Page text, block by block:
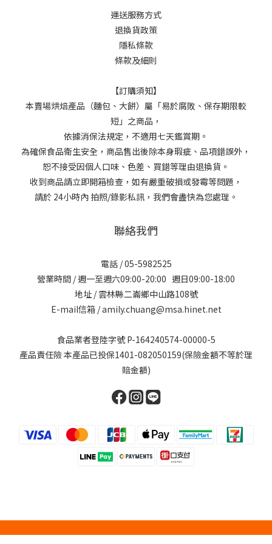
運送服務方式
退換貨政策
隱私條款
條款及細則
【訂購須知】
本賣場烘焙產品（麵包、大餅）屬「易於腐敗、保存期限較
短」之商品，
依據消保法規定，不適用七天鑑賞期。
為確保食品衛生安全，商品售出後除本身瑕疵、品項錯誤外，
恕不接受因個人口味、色差、買錯等理由退換貨。
收到商品請立即開箱檢查，如有嚴重破損或發霉等問題，
請於 24小時內 拍照/錄影私訊，我們會盡快為您處理。
聯絡我們
電話 / 05-5982525
營業時間 / 週一至週六09:00-20:00 週日09:00-18:00
地址 / 雲林縣二崙鄉中山路108號
E-mail信箱 / amily.chuang@msa.hinet.net
食品業者登陸字號 P-164240574-00000-5
產品責任險 本產品已投保1401-082050159(保險金額不等於理
賠金額)